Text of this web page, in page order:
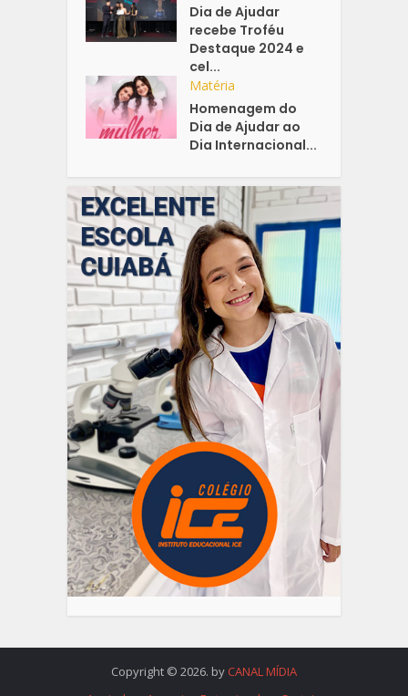
Dia de Ajudar
recebe Troféu
Destaque 2024 e
cel...
Matéria
Homenagem do
Dia de Ajudar ao
Dia Internacional...
Copyright © 2026. by CANAL MÍDIA